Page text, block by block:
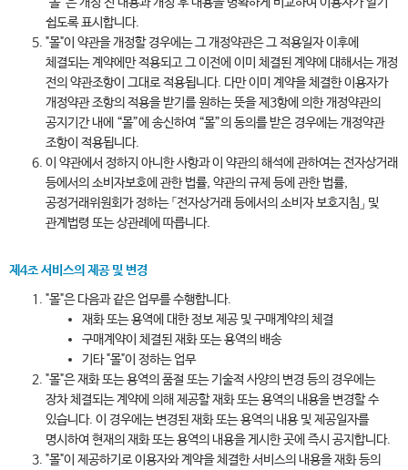
쉽도록 표시합니다.
"몰"이 약관을 개정할 경우에는 그 개정약관은 그 적용일자 이후에
체결되는 계약에만 적용되고 그 이전에 이미 체결된 계약에 대해서는 개정
전의 약관조항이 그대로 적용됩니다. 다만 이미 계약을 체결한 이용자가
개정약관 조항의 적용을 받기를 원하는 뜻을 제3항에 의한 개정약관의
공지기간 내에 “몰”에 송신하여 “몰”의 동의를 받은 경우에는 개정약관
조항이 적용됩니다.
이 약관에서 정하지 아니한 사항과 이 약관의 해석에 관하여는 전자상거래
등에서의 소비자보호에 관한 법률, 약관의 규제 등에 관한 법률,
공정거래위원회가 정하는 「전자상거래 등에서의 소비자 보호지침」 및
관계법령 또는 상관례에 따릅니다.
제4조 서비스의 제공 및 변경
"몰"은 다음과 같은 업무를 수행합니다.
재화 또는 용역에 대한 정보 제공 및 구매계약의 체결
구매계약이 체결된 재화 또는 용역의 배송
기타 "몰"이 정하는 업무
"몰"은 재화 또는 용역의 품절 또는 기술적 사양의 변경 등의 경우에는
장차 체결되는 계약에 의해 제공할 재화 또는 용역의 내용을 변경할 수
있습니다. 이 경우에는 변경된 재화 또는 용역의 내용 및 제공일자를
명시하여 현재의 재화 또는 용역의 내용을 게시한 곳에 즉시 공지합니다.
"몰"이 제공하기로 이용자와 계약을 체결한 서비스의 내용을 재화 등의